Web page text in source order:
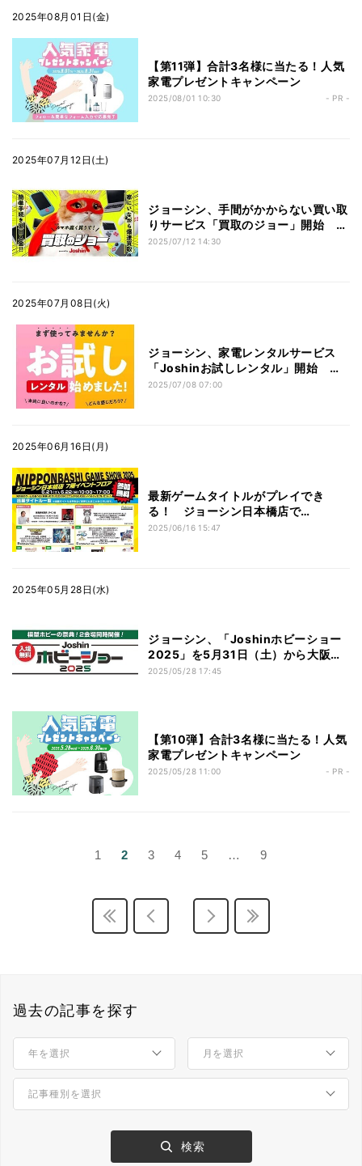
2025年08月01日(金)
【第11弾】合計3名様に当たる！人気
家電プレゼントキャンペーン
2025/08/01 10:30 - PR -
2025年07月12日(土)
ジョーシン、手間がかからない買い取
りサービス「買取のジョー」開始 ポ
イント受け取りで査定10％アップ
2025/07/12 14:30
2025年07月08日(火)
ジョーシン、家電レンタルサービス
「Joshinお試しレンタル」開始 購
入時はレンタル代が実質無料に
2025/07/08 07:00
2025年06月16日(月)
最新ゲームタイトルがプレイでき
る！ ジョーシン日本橋店で
「NIPPONBASHI GAME SHOW
2025/06/16 15:47
2025年05月28日(水)
ジョーシン、「Joshinホビーショー
2025」を5月31日（土）から大阪・
日本橋エリアで開催
2025/05/28 17:45
【第10弾】合計3名様に当たる！人気
家電プレゼントキャンペーン
2025/05/28 11:00 - PR -
1 2 3 4 5 … 9
過去の記事を探す